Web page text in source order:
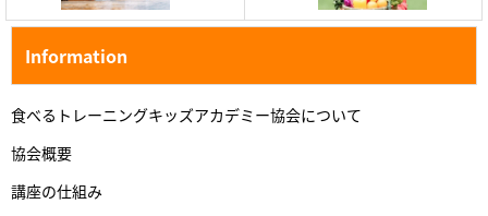
緒
恵
Information
食べるトレーニングキッズアカデミー協会について
協会概要
講座の仕組み